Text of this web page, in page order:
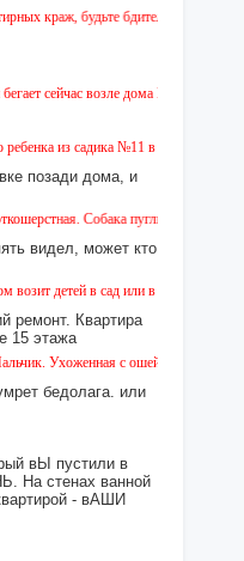
будьте бдительны!
сейчас возле дома № 2 на Земской.
из садика №11 в садик № 26.
позади дома, и
Собака пугливая, не агрессивная.
видел, может кто
детей в сад или в школу в город ?
ремонт. Квартира
15 этажа
Ухоженная с ошейником. Найдена в
бедолага. или
вЫ пустили в
На стенах ванной
- вАШИ